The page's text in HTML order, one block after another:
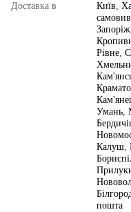
Доставка в Київ,
Рівне,
Умань,
Калуш,
пошта